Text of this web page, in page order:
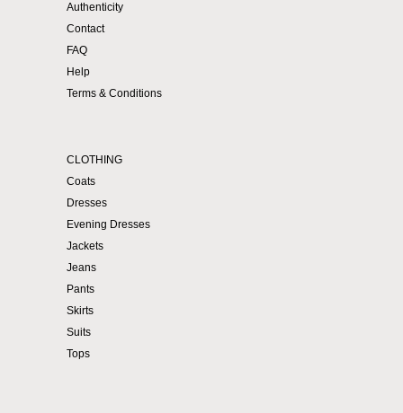
Authenticity
Contact
FAQ
Help
Terms & Conditions
CLOTHING
Coats
Dresses
Evening Dresses
Jackets
Jeans
Pants
Skirts
Suits
Tops